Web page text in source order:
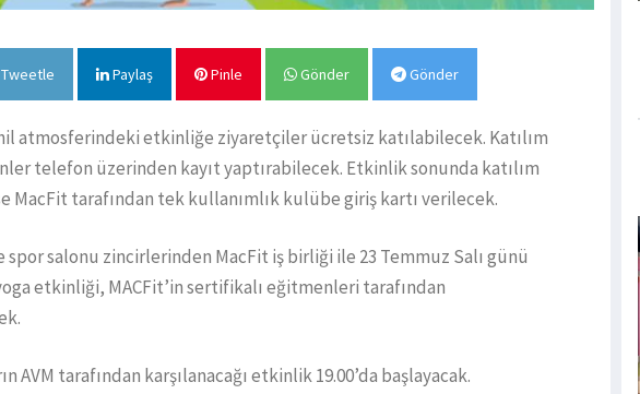
Tweetle Paylaş Pinle Gönder Gönder
atmosferindeki etkinliğe ziyaretçiler ücretsiz katılabilecek. Katılım
telefon üzerinden kayıt yaptırabilecek. Etkinlik sonunda katılım
MacFit tarafından tek kullanımlık kulübe giriş kartı verilecek.
spor salonu zincirlerinden MacFit iş birliği ile 23 Temmuz Salı günü
etkinliği, MACFit’in sertifikalı eğitmenleri tarafından
AVM tarafından karşılanacağı etkinlik 19.00’da başlayacak.